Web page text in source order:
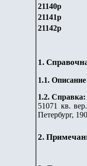
21140р
21141р
21142р
1.
1.1. Описание
1.2. Справка:
51071 кв.
Петербург,
2.